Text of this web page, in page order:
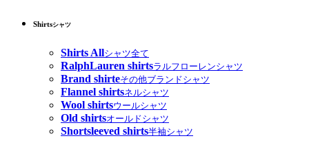
Shirtsシャツ
Shirts Allシャツ全て
RalphLauren shirtsラルフローレンシャツ
Brand shirteその他ブランドシャツ
Flannel shirtsネルシャツ
Wool shirtsウールシャツ
Old shirtsオールドシャツ
Shortsleeved shirts半袖シャツ